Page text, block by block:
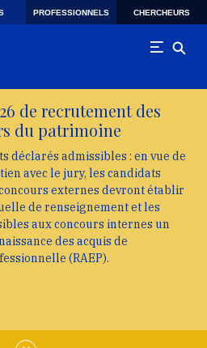
PROFESSIONNELS CHERCHEURS
de recrutement des
du patrimoine
déclarés admissibles : en vue de
avec le jury, les candidats
externes devront établir
de renseignement et les
aux concours internes un
des acquis de
(RAEP).